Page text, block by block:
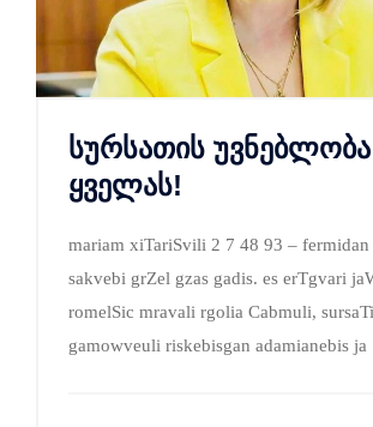
სურსათის უვნებლობა
ყველას!
mariam xiTariSvili 2 7 48 93 – fermidan
sakvebi grZel gzas gadis. es erTgvari
romelSic mravali rgolia Cabmuli,
gamowveuli riskebisgan adamianebis ja